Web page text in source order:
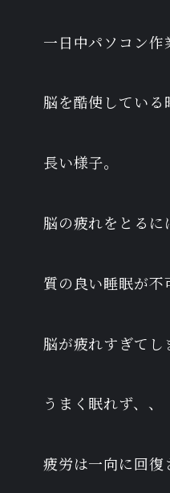
一日中パソコン作
脳を酷使している
長い様子。
脳の疲れをとるに
質の良い睡眠が不
脳が疲れすぎてし
うまく眠れず、、
疲労は一向に回復